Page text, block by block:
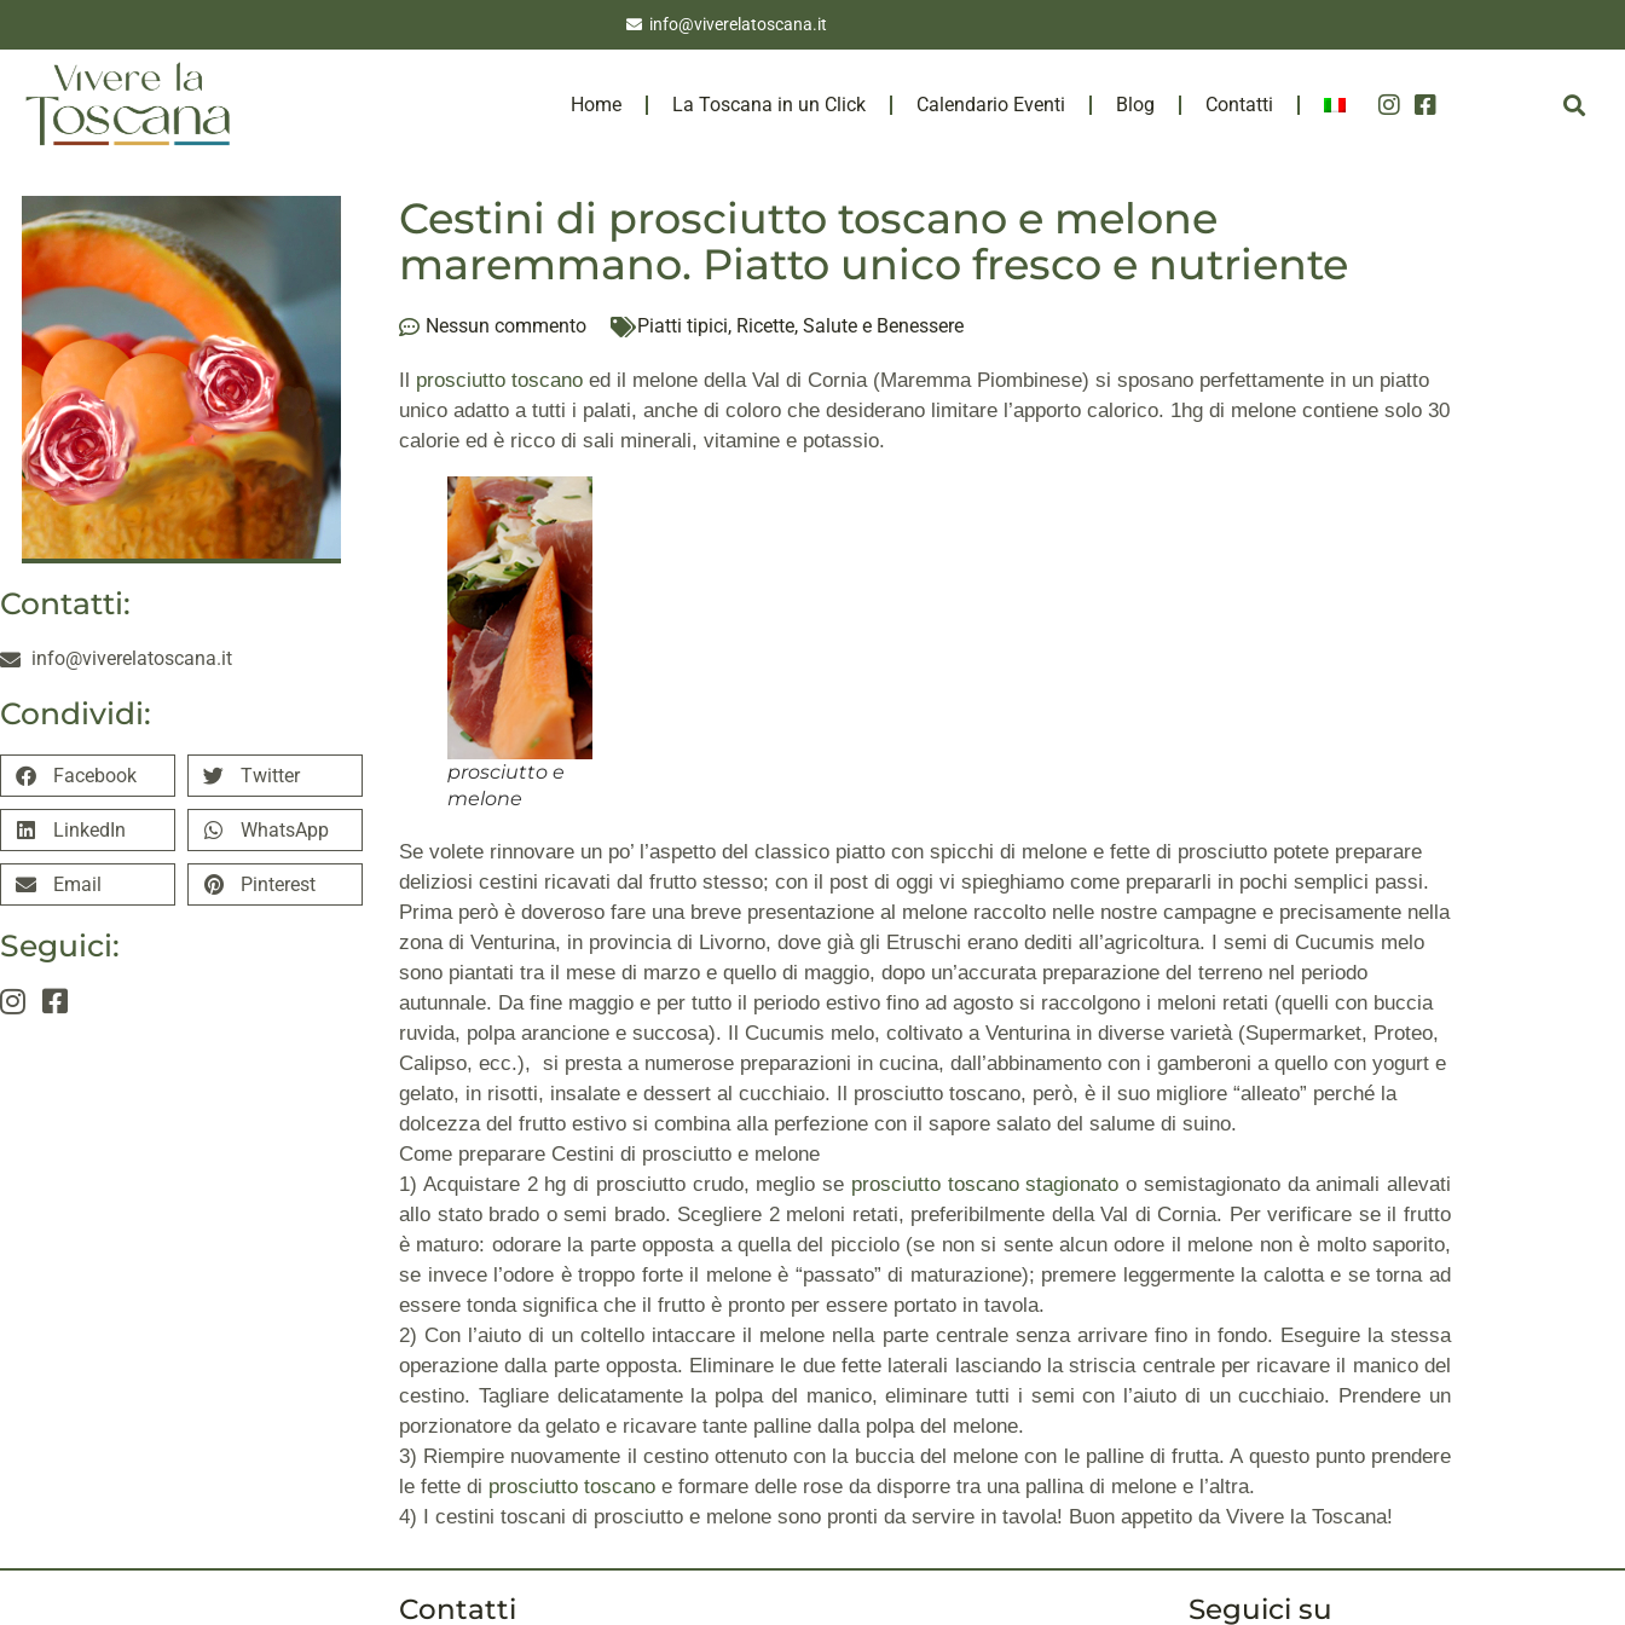
info@viverelatoscana.it
Home La Toscana in un Click Calendario Eventi Blog Contatti
Contatti:
info@viverelatoscana.it
Condividi:
Facebook Twitter
LinkedIn WhatsApp
Email Pinterest
Seguici:
Cestini di prosciutto toscano e melone
maremmano. Piatto unico fresco e nutriente
Nessun commento Piatti tipici, Ricette, Salute e Benessere
prosciutto toscano ed il melone della Val di Cornia (Maremma Piombinese) si sposano perfettamente in un piatto
unico adatto a tutti i palati, anche di coloro che desiderano limitare l’apporto calorico. 1hg di melone contiene solo 30
calorie ed è ricco di sali minerali, vitamine e potassio.
prosciutto e
melone
Se volete rinnovare un po’ l’aspetto del classico piatto con spicchi di melone e fette di prosciutto potete preparare
deliziosi cestini ricavati dal frutto stesso; con il post di oggi vi spieghiamo come prepararli in pochi semplici passi.
Prima però è doveroso fare una breve presentazione al melone raccolto nelle nostre campagne e precisamente nella
zona di Venturina, in provincia di Livorno, dove già gli Etruschi erano dediti all’agricoltura. I semi di Cucumis melo
sono piantati tra il mese di marzo e quello di maggio, dopo un’accurata preparazione del terreno nel periodo
autunnale. Da fine maggio e per tutto il periodo estivo fino ad agosto si raccolgono i meloni retati (quelli con buccia
ruvida, polpa arancione e succosa). Il Cucumis melo, coltivato a Venturina in diverse varietà (Supermarket, Proteo,
Calipso, ecc.), si presta a numerose preparazioni in cucina, dall’abbinamento con i gamberoni a quello con yogurt e
gelato, in risotti, insalate e dessert al cucchiaio. Il prosciutto toscano, però, è il suo migliore “alleato” perché la
dolcezza del frutto estivo si combina alla perfezione con il sapore salato del salume di suino.
Come preparare Cestini di prosciutto e melone
1) Acquistare 2 hg di prosciutto crudo, meglio se prosciutto toscano stagionato o semistagionato da animali allevati
allo stato brado o semi brado. Scegliere 2 meloni retati, preferibilmente della Val di Cornia. Per verificare se il frutto
è maturo: odorare la parte opposta a quella del picciolo (se non si sente alcun odore il melone non è molto saporito,
se invece l’odore è troppo forte il melone è “passato” di maturazione); premere leggermente la calotta e se torna ad
essere tonda significa che il frutto è pronto per essere portato in tavola.
2) Con l’aiuto di un coltello intaccare il melone nella parte centrale senza arrivare fino in fondo. Eseguire la stessa
operazione dalla parte opposta. Eliminare le due fette laterali lasciando la striscia centrale per ricavare il manico del
cestino. Tagliare delicatamente la polpa del manico, eliminare tutti i semi con l’aiuto di un cucchiaio. Prendere un
porzionatore da gelato e ricavare tante palline dalla polpa del melone.
3) Riempire nuovamente il cestino ottenuto con la buccia del melone con le palline di frutta. A questo punto prendere
le fette di prosciutto toscano e formare delle rose da disporre tra una pallina di melone e l’altra.
4) I cestini toscani di prosciutto e melone sono pronti da servire in tavola! Buon appetito da Vivere la Toscana!
Contatti Seguici su